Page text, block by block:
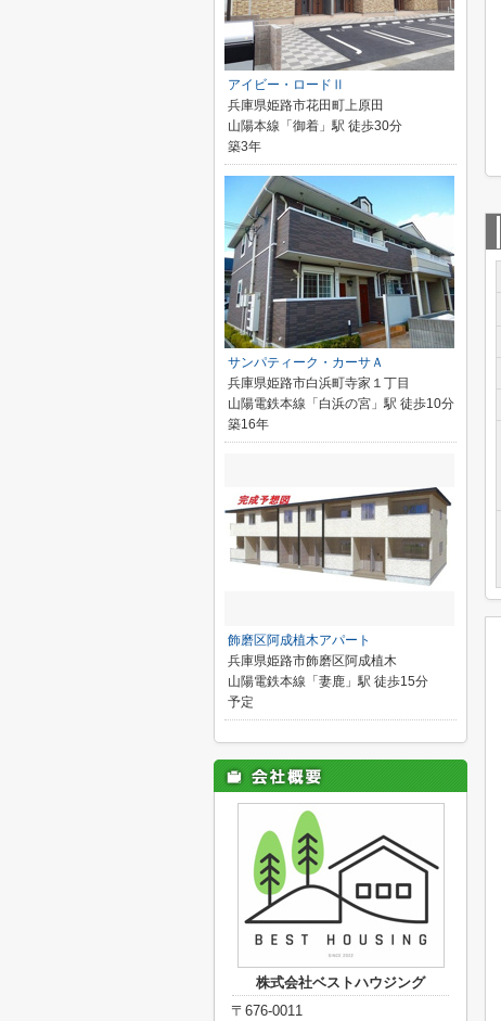
アイビー・ロードⅡ
兵庫県姫路市花田町上原田
山陽本線「御着」駅 徒歩30分
築3年
サンパティーク・カーサＡ
兵庫県姫路市白浜町寺家１丁目
山陽電鉄本線「白浜の宮」駅 徒歩10分
築16年
飾磨区阿成植木アパート
兵庫県姫路市飾磨区阿成植木
山陽電鉄本線「妻鹿」駅 徒歩15分
予定
株式会社ベストハウジング
〒676-0011